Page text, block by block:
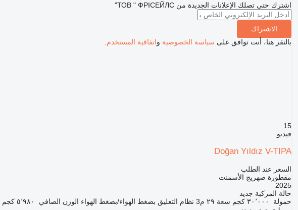
اشترك حتى تصلك الإعلانات الجديدة من ТОВ " ФРІСЕЙЛС"
الاشتراك
بالنقر هنا، أنت توافق على سياسة الخصوصية واتفاقية المستخدم
15
فيديو
Doğan Yıldız V-TIPA
السعر عند الطلب
مقطورة صهريج الأسمنت
2025
حالة المركبة جديد
حمولة
٣٠٬٠٠٠ كجم سعة ٢٩ م3 نظام التعليق بضغط الهواء/بضغط الهواء الوزن الصافي ٥٬٩٨٠ كجم